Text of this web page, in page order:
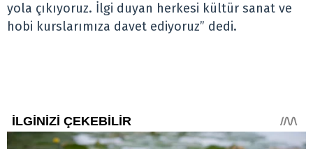
yola çıkıyoruz. İlgi duyan herkesi kültür sanat ve
hobi kurslarımıza davet ediyoruz” dedi.